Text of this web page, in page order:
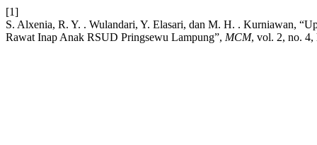
[1]
S. Alxenia, R. Y. . Wulandari, Y. Elasari, dan M. H. . Kurniawan,
Rawat Inap Anak RSUD Pringsewu Lampung”, MCM, vol. 2, no. 4,